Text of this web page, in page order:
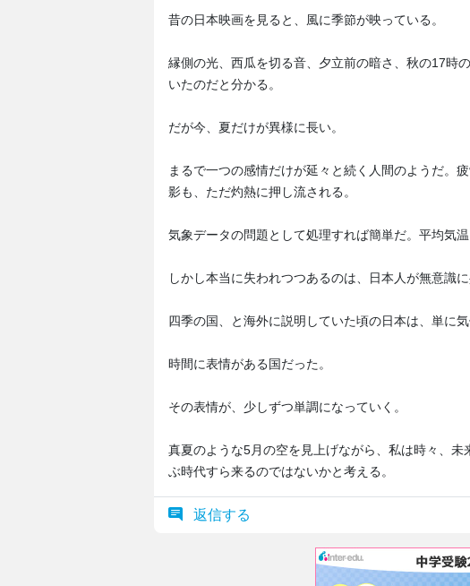
昔の日本映画を見ると、風に季節が映っている。
縁側の光、西瓜を切る音、夕立前の暗さ、秋の17時
いたのだと分かる。
だが今、夏だけが異様に長い。
まるで一つの感情だけが延々と続く人間のようだ。
影も、ただ灼熱に押し流される。
気象データの問題として処理すれば簡単だ。平均気
しかし本当に失われつつあるのは、日本人が無意識
四季の国、と海外に説明していた頃の日本は、単に
時間に表情がある国だった。
その表情が、少しずつ単調になっていく。
真夏のような5月の空を見上げながら、私は時々、
ぶ時代すら来るのではないかと考える。
返信する